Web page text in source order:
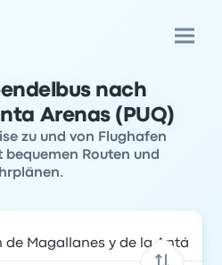
nach
Arenas (PUQ)
zu und von Flughafen
bequemen Routen und